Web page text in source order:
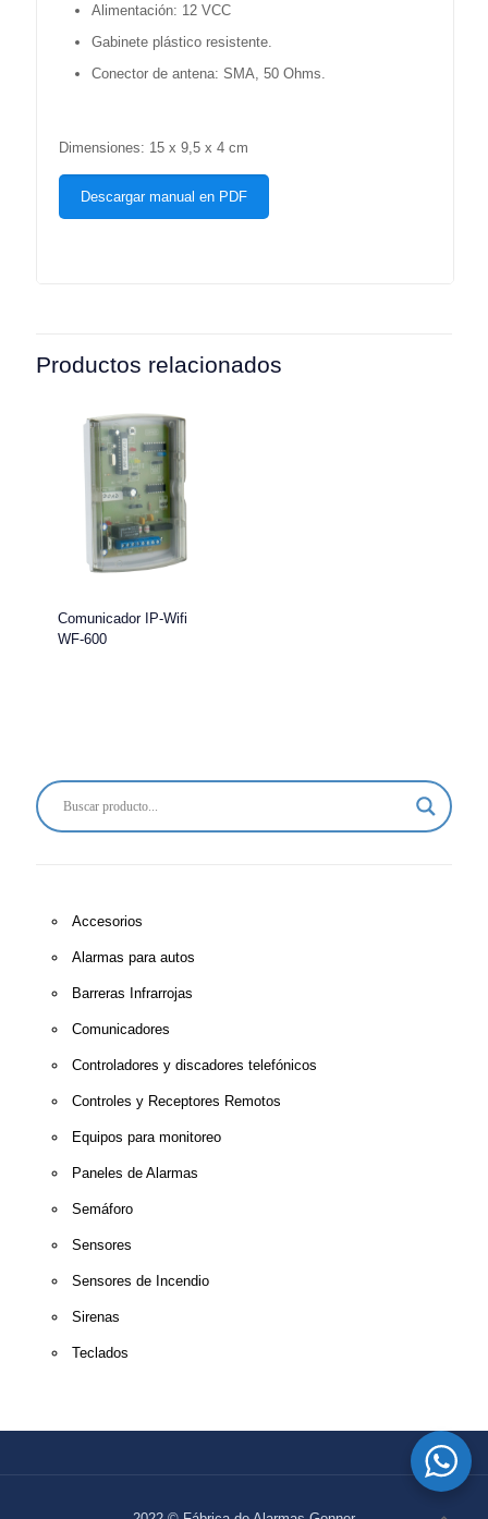
Alimentación: 12 VCC
Gabinete plástico resistente.
Conector de antena: SMA, 50 Ohms.
Dimensiones: 15 x 9,5 x 4 cm
Descargar manual en PDF
Productos relacionados
Comunicador IP-Wifi
WF-600
Accesorios
Alarmas para autos
Barreras Infrarrojas
Comunicadores
Controladores y discadores telefónicos
Controles y Receptores Remotos
Equipos para monitoreo
Paneles de Alarmas
Semáforo
Sensores
Sensores de Incendio
Sirenas
Teclados